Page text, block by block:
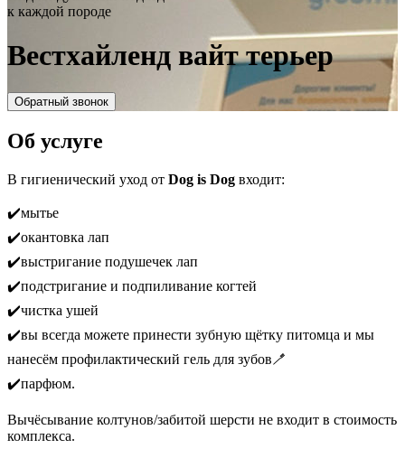
к каждой породе
Вестхайленд вайт терьер
Обратный звонок
Об услуге
В гигиенический уход от Dog is Dog входит:
✔️мытье
✔️окантовка лап
✔️выстригание подушечек лап
✔️подстригание и подпиливание когтей
✔️чистка ушей
✔️вы всегда можете принести зубную щётку питомца и мы
нанесём профилактический гель для зубов🪥
✔️парфюм.
Вычёсывание колтунов/забитой шерсти не входит в стоимость
комплекса.